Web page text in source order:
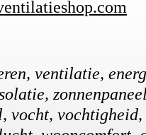
ventilatie,
vocht,